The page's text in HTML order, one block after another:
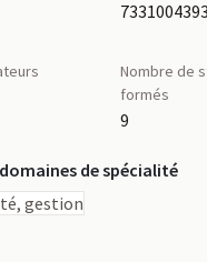
Nombre de
formés
9
de spécialité
gestion